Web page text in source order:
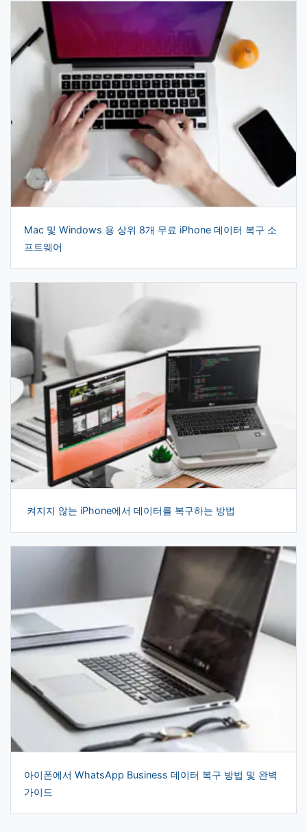
Mac 및 Windows 용 상위 8개 무료 iPhone 데이터 복구 소
프트웨어
켜지지 않는 iPhone에서 데이터를 복구하는 방법
아이폰에서 WhatsApp Business 데이터 복구 방법 및 완벽
가이드